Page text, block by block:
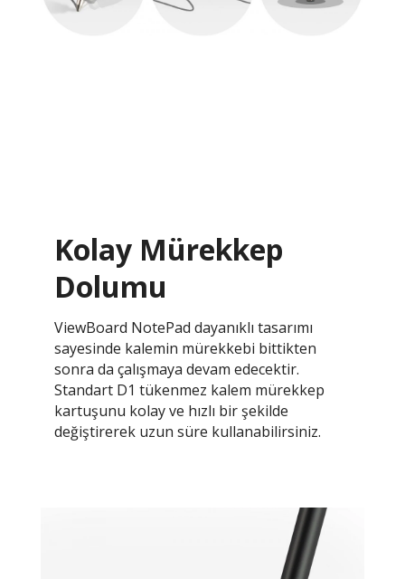
Kolay Mürekkep
Dolumu
ViewBoard NotePad dayanıklı tasarımı
sayesinde kalemin mürekkebi bittikten
sonra da çalışmaya devam edecektir.
Standart D1 tükenmez kalem mürekkep
kartuşunu kolay ve hızlı bir şekilde
değiştirerek uzun süre kullanabilirsiniz.